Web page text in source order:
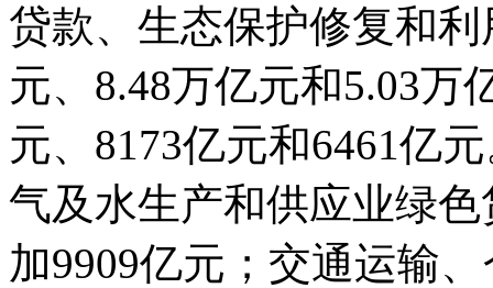
贷款、生态保护修复和
元、8.48万亿元和5.03万
元、8173亿元和6461亿
气及水生产和供应业绿
加9909亿元；交通运输